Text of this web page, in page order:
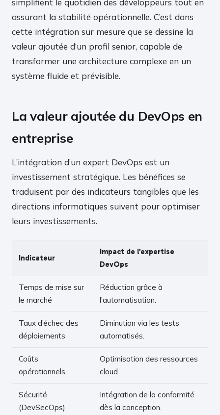
simplifient le quotidien des développeurs tout en
assurant la stabilité opérationnelle. C’est dans
cette intégration sur mesure que se dessine la
valeur ajoutée d’un profil senior, capable de
transformer une architecture complexe en un
système fluide et prévisible.
La valeur ajoutée du DevOps en
entreprise
L’intégration d’un expert DevOps est un
investissement stratégique. Les bénéfices se
traduisent par des indicateurs tangibles que les
directions informatiques suivent pour optimiser
leurs investissements.
Indicateur
Impact de l’expertise
DevOps
Temps de mise sur
le marché
Réduction grâce à
l’automatisation.
Taux d’échec des
déploiements
Diminution via les tests
automatisés.
Coûts
opérationnels
Optimisation des ressources
cloud.
Sécurité
(DevSecOps)
Intégration de la conformité
dès la conception.